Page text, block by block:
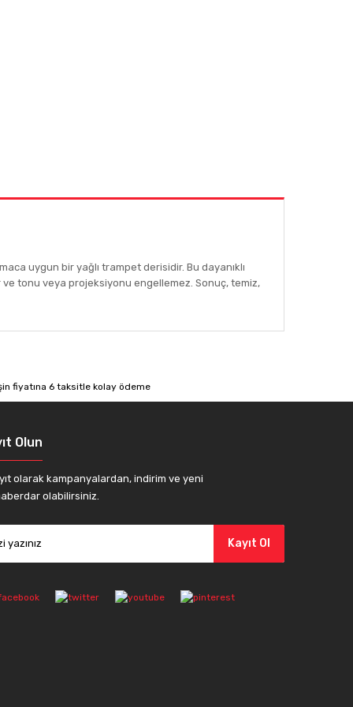
uygun bir yağlı trampet derisidir. Bu dayanıklı
tonu veya projeksiyonu engellemez. Sonuç, temiz,
Olun
olarak kampanyalardan, indirim ve yeni
olabilirsiniz.
Kayıt Ol